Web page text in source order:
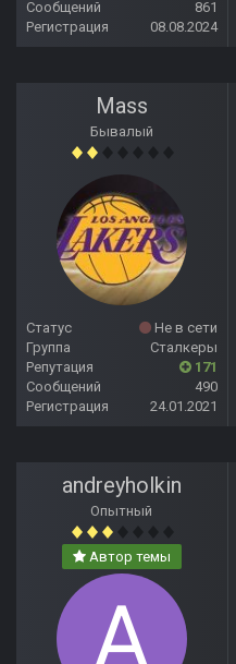
Сообщений
861
Регистрация
08.08.2024
Mass
Бывалый
Статус
Не в сети
Группа
Сталкеры
Репутация
171
Сообщений
490
Регистрация
24.01.2021
andreyholkin
Опытный
Автор темы